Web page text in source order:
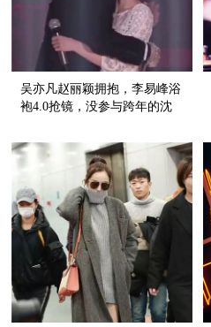
吴亦凡赵丽颖拥抱，李易峰浴
袍4.0抢镜，没参与跨年的沈